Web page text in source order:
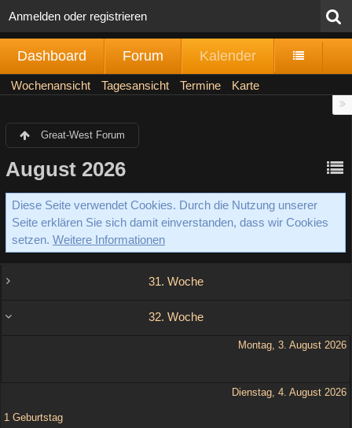
Anmelden oder registrieren
Dashboard Forum Kalender
Wochenansicht Tagesansicht Termine Karte
Great-West Forum
August 2026
Diese Seite verwendet Cookies. Durch die Nutzung unserer
Seite erklären Sie sich damit einverstanden, dass wir Cookies
setzen. Weitere Informationen
31. Woche
32. Woche
Montag, 3. August 2026
Dienstag, 4. August 2026
1 Geburtstag